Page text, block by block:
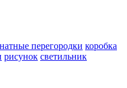
перегородки коробка
рисунок светильник